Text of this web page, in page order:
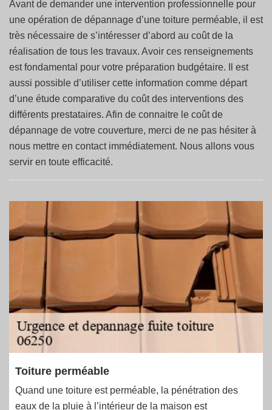
Avant de demander une intervention professionnelle pour
une opération de dépannage d’une toiture perméable, il est
très nécessaire de s’intéresser d’abord au coût de la
réalisation de tous les travaux. Avoir ces renseignements
est fondamental pour votre préparation budgétaire. Il est
aussi possible d’utiliser cette information comme départ
d’une étude comparative du coût des interventions des
différents prestataires. Afin de connaitre le coût de
dépannage de votre couverture, merci de ne pas hésiter à
nous mettre en contact immédiatement. Nous allons vous
servir en toute efficacité.
Toiture perméable
Quand une toiture est perméable, la pénétration des
eaux de la pluie à l’intérieur de la maison est